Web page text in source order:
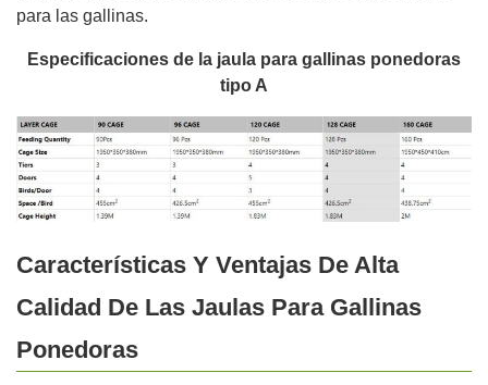
para las gallinas.
Especificaciones de la jaula para gallinas ponedoras
tipo A
Características Y Ventajas De Alta
Calidad De Las Jaulas Para Gallinas
Ponedoras